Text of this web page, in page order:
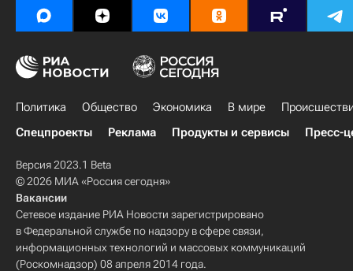
Политика Общество Экономика В мире
Спецпроекты
Реклама Продукты и сервисы Пресс-
Версия 2023.1 Beta
© 2026 МИА «Россия сегодня»
Вакансии
Сетевое издание РИА Новости зарегистрировано
в Федеральной службе по надзору в сфере связи,
информационных технологий и массовых коммуникаций
(Роскомнадзор) 08 апреля 2014 года.